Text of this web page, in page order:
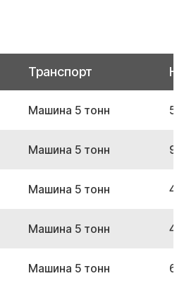
Транспорт
Машина 5 тонн
Машина 5 тонн
Машина 5 тонн
Машина 5 тонн
Машина 5 тонн